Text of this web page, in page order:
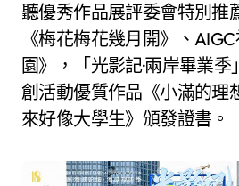
聽優秀作品展評委會特別推
《梅花梅花幾月開》、
園》，「光影記·兩岸畢業
創活動優質作品《小滿的理
來好像大學生》頒發證書。